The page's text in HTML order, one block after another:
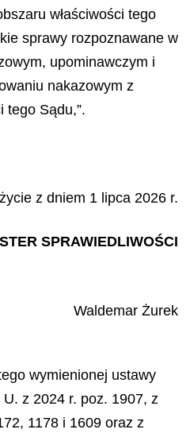
właściwości tego
sprawy rozpoznawane w
upominawczym i
nakazowym z
tego Sądu,”.
z dniem 1 lipca 2026 r.
SPRAWIEDLIWOŚCI
Waldemar Żurek
wymienionej ustawy
U. z 2024 r. poz. 1907, z
1178 i 1609 oraz z